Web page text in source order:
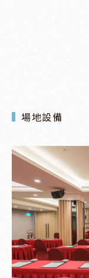
場地設備